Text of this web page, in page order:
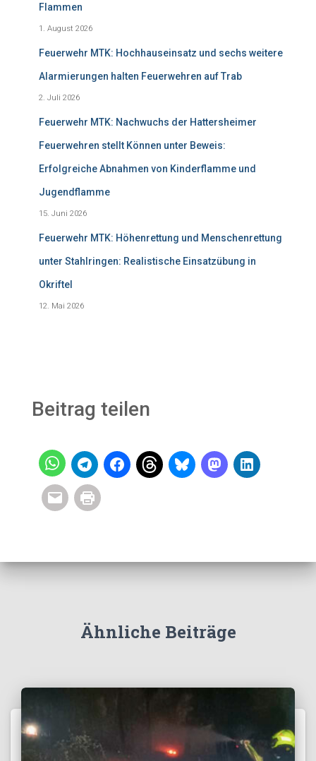
Flammen
1. August 2026
Feuerwehr MTK: Hochhauseinsatz und sechs weitere
Alarmierungen halten Feuerwehren auf Trab
2. Juli 2026
Feuerwehr MTK: Nachwuchs der Hattersheimer
Feuerwehren stellt Können unter Beweis:
Erfolgreiche Abnahmen von Kinderflamme und
Jugendflamme
15. Juni 2026
Feuerwehr MTK: Höhenrettung und Menschenrettung
unter Stahlringen: Realistische Einsatzübung in
Okriftel
12. Mai 2026
Beitrag teilen
Ähnliche Beiträge